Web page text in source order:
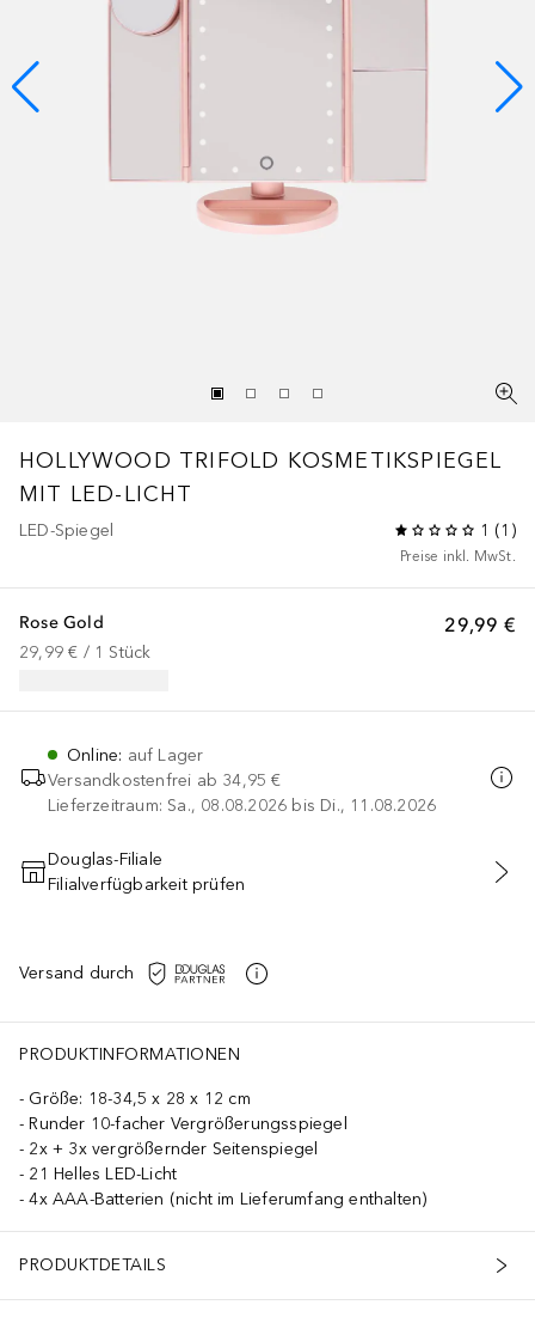
HOLLYWOOD TRIFOLD KOSMETIKSPIEGEL
MIT LED-LICHT
LED-Spiegel 1 (1 )
Preise inkl. MwSt.
29,99 €
Rose Gold
29,99 € / 1 Stück
Online: auf Lager
Versandkostenfrei ab 34,95 €
Lieferzeitraum: Sa., 08.08.2026 bis Di., 11.08.2026
IN DEN WARENKORB
Douglas-Filiale
Filialverfügbarkeit prüfen
Versand durch
PRODUKTINFORMATIONEN
Größe: 18-34,5 x 28 x 12 cm
Runder 10-facher Vergrößerungsspiegel
2x + 3x vergrößernder Seitenspiegel
21 Helles LED-Licht
4x AAA-Batterien (nicht im Lieferumfang enthalten)
PRODUKTDETAILS